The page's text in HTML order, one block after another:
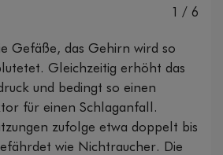
1 / 6
Gefäße, das Gehirn wird so
Gleichzeitig erhöht das
und bedingt so einen
für einen Schlaganfall.
zufolge etwa doppelt bis
wie Nichtraucher. Die